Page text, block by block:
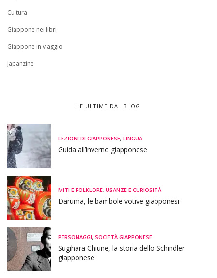
Cultura
Giappone nei libri
Giappone in viaggio
Japanzine
LE ULTIME DAL BLOG
LEZIONI DI GIAPPONESE, LINGUA
Guida all’inverno giapponese
MITI E FOLKLORE, USANZE E CURIOSITÀ
Daruma, le bambole votive giapponesi
PERSONAGGI, SOCIETÀ GIAPPONESE
Sugihara Chiune, la storia dello Schindler
giapponese